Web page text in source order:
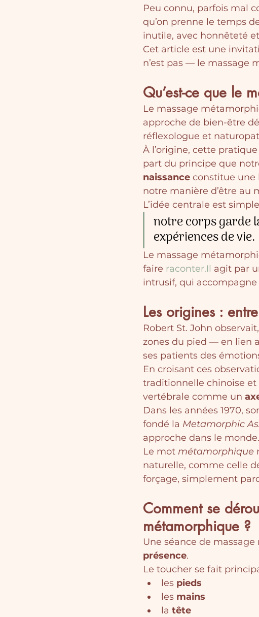
Peu connu, parfois mal
qu’on prenne le temps
inutile, avec honnêteté
Cet article est une
n’est pas — le massage
Qu’est-ce que le
Le massage
approche de bien-être
réflexologue et
À l’origine, cette pratique
part du principe que
naissance constitue une
notre manière d’être au
L’idée centrale est
notre corps garde
expériences de vie.
Le massage
faire raconter.Il agit par
intrusif, qui
Les origines :
Robert St. John
zones du pied — en lien
ses patients des
En croisant ces
traditionnelle chinoise et
vertébrale comme un
Dans les années 1970,
fondé la Metamorphic
approche dans le monde.
Le mot métamorphique
naturelle, comme celle
forçage, simplement
Comment se
métamorphique ?
Une séance de
présence.
Le toucher se fait
les pieds
les mains
la tête